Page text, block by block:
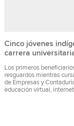
Cinco jóvenes
carrera
Los primeros
resguardos mientras
de Empresas y
educación virtual,